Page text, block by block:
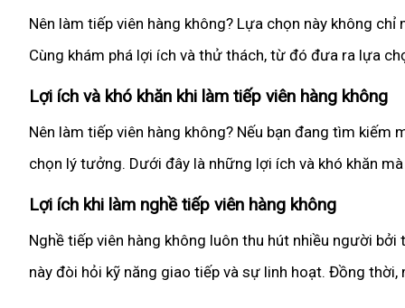
Nên làm tiếp viên hàng không? Lựa chọn này không
Cùng khám phá lợi ích và thử thách, từ đó đưa ra lựa
Lợi ích và khó khăn khi làm tiếp viên hàng không
Nên làm tiếp viên hàng không? Nếu bạn đang tìm
chọn lý tưởng. Dưới đây là những lợi ích và khó khăn
Lợi ích khi làm nghề tiếp viên hàng không
Nghề tiếp viên hàng không luôn thu hút nhiều người
này đòi hỏi kỹ năng giao tiếp và sự linh hoạt. Đồng